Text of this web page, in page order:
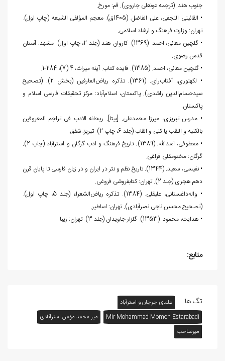
جنوب هند. (ترجمه عون‏علی جاروی). قم: مورخ.
• القائینی النجفی، علی الفاضل. (1405ق). معجم المؤلفی الشیعه (چاپ اول).
تهران: وزارت فرهنگ و ارشاد اسلامی.
• گلچین معانی، احمد. (1369). کاروان هند (جلد 2، چاپ اول). مشهد: آستان
قدس رضوی.
• گلچین معانی، احمد. (1385). فایده کتاب. آینه میراث، 4 (7)، 284-1.
• لکهنوری، آفتاب‌رای. (1361). تذکره ریاض‌العارفین (بخش 2). (تصحیح
سیدحسام‌الدین راشدی). پاكستان، اسلام‌آباد: مرکز تحقیقات فارسی اسلام و
پاکستان.
• مدرس تبریزی، میرزا محمدعلی. [بی‏تا]. ریحانه الادب فی تراجم المعروفین
بالکنیه و اللقب یا کنی و القاب (جلد 6، چاپ 2). تبریز: شفق.
• معطوفی، اسدالله. (1389). تاریخ فرهنگ و ادب گرگان و استرآباد (چاپ 2).
گرگان: مختومقلی فراغی.
• نفیسی، سعید. (1344). تاریخ نظم و نثر در ایران و در زبان فارسی تا پایان قرن
دهم هجری (جلد 2). تهران: کتابفروشی فروغی.
• واله‌داغستانی، علیقلی. (1384). تذکره ریاض‌الشعراء (جلد 5، چاپ اول).
(تصحیح محسن ناجی نصرآبادی). تهران: اساطیر.
• هدایت، محمود. (1353). گلزار جاویدان (جلد 3). تهران: زیبا.
منابع:
تگ ها:
علمای جرجان و استرآباد
Mir Mohammad Momen Estarabadi
میر محمد مؤمن استرآبادی
میرصاحب